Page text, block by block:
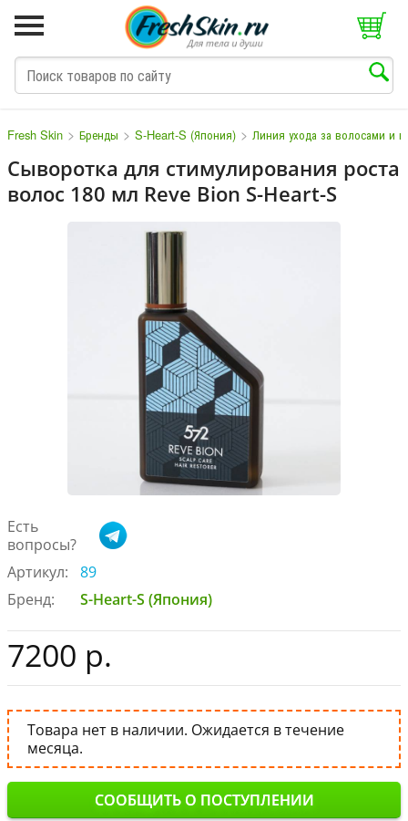
Fresh Skin > Бренды > S-Heart-S (Япония) > Линия ухода за волосами и
Сыворотка для стимулирования роста
волос 180 мл Reve Bion S-Heart-S
Есть
вопросы?
Артикул:
89
Бренд:
S-Heart-S (Япония)
7200 р.
Товара нет в наличии. Ожидается в течение
месяца.
СООБЩИТЬ О ПОСТУПЛЕНИИ